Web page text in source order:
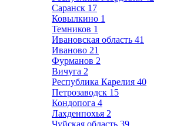
Саранск 17
Ковылкино 1
Темников 1
Ивановская область 41
Иваново 21
Фурманов 2
Вичуга 2
Республика Карелия 40
Петрозаводск 15
Кондопога 4
Лахденпохья 2
Чуйская область 39